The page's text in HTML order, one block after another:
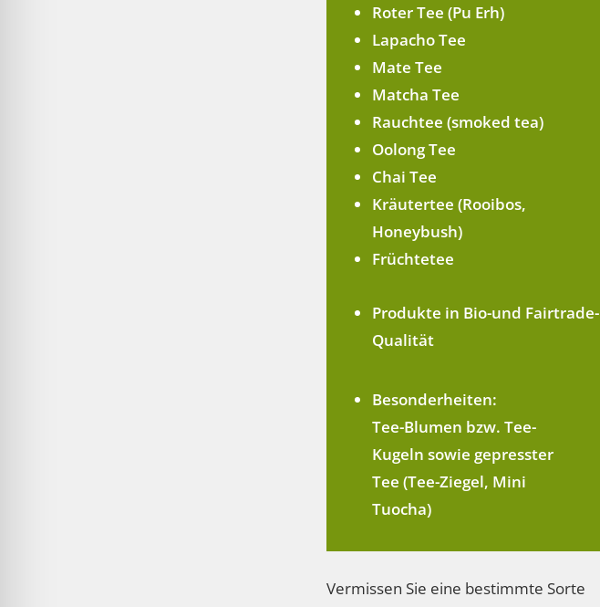
Roter Tee (Pu Erh)
Lapacho Tee
Mate Tee
Matcha Tee
Rauchtee (smoked tea)
Oolong Tee
Chai Tee
Kräutertee (Rooibos,
Honeybush)
Früchtetee
Produkte in Bio-und Fairtrade-
Qualität
Besonderheiten:
Tee-Blumen bzw. Tee-
Kugeln sowie gepresster
Tee (Tee-Ziegel, Mini
Tuocha)
Vermissen Sie eine bestimmte Sorte